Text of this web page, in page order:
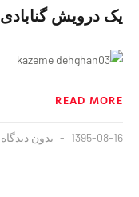
يک درويش گنابادى
READ MORE
1395-08-16 بدون دیدگاه